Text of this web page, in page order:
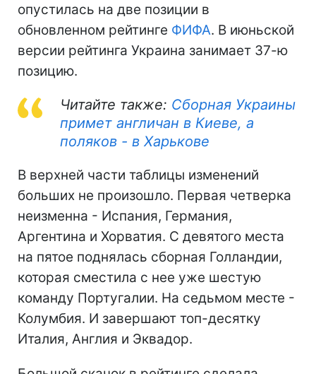
опустилась на две позиции в
обновленном рейтинге ФИФА. В июньской
версии рейтинга Украина занимает 37-ю
позицию.
Читайте также: Сборная Украины
примет англичан в Киеве, а
поляков - в Харькове
В верхней части таблицы изменений
больших не произошло. Первая четверка
неизменна - Испания, Германия,
Аргентина и Хорватия. С девятого места
на пятое поднялась сборная Голландии,
которая сместила с нее уже шестую
команду Португалии. На седьмом месте -
Колумбия. И завершают топ-десятку
Италия, Англия и Эквадор.